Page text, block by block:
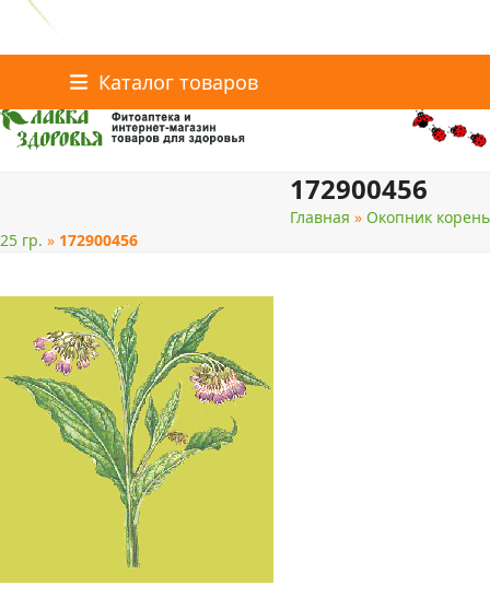
content
Каталог товаров
Доставка и оплата
Скидки
172900456
Главная » Окопник корень
25 гр. » 172900456